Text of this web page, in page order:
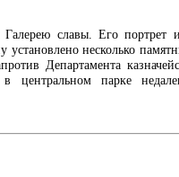
славы. Его портрет
установлено несколько
Департамента
парке